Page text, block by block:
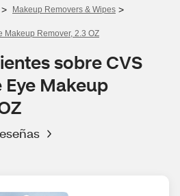
> Makeup Removers & Wipes >
Makeup Remover, 2.3 OZ
sobre CVS
Eye Makeup